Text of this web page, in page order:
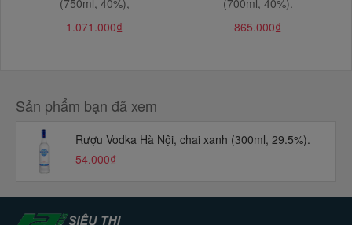
(750ml, 40%),
1.071.000₫
(700ml, 40%).
865.000₫
Sản phẩm bạn đã xem
Rượu Vodka Hà Nội, chai xanh (300ml, 29.5%).
54.000₫